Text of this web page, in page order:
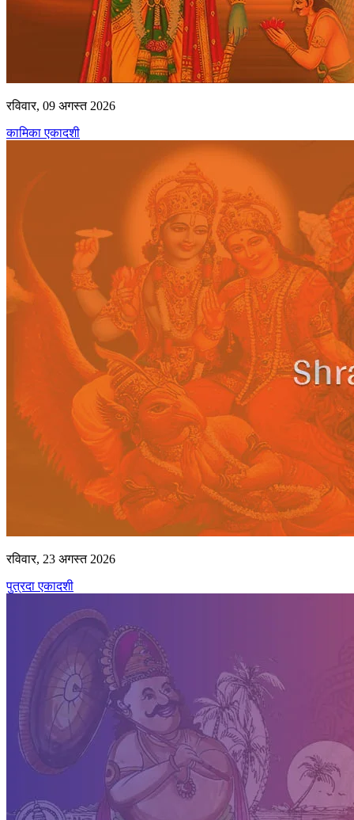
रविवार, 09 अगस्त 2026
कामिका एकादशी
रविवार, 23 अगस्त 2026
पुत्रदा एकादशी